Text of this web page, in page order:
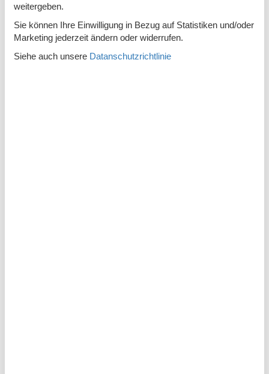
Großmutterkabel mitbringen
Haustiere: nur Hunde erlaubt
weitergeben.
Sie können Ihre Einwilligung in Bezug auf Statistiken und/oder
Marketing jederzeit ändern oder widerrufen.
Siehe auch unsere Datanschutzrichtlinie